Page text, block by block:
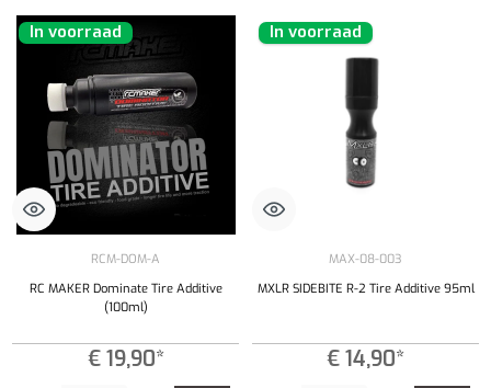
In voorraad
RCM-DOM-A
RC MAKER Dominate Tire Additive
(100ml)
€ 19,90*
In voorraad
MAX-08-003
MXLR SIDEBITE R-2 Tire Additive 95ml
€ 14,90*